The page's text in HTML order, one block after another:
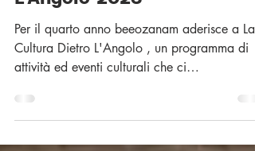
La Cultura Dietro
L'Angolo 2026
Per il quarto anno beeozanam aderisce a La
attività ed eventi culturali che ci
accompagnerà da febbraio 2026 a gennaio
2027 con la solita pausa di agosto che ci dà